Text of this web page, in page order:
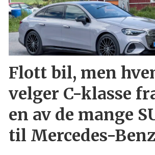
Flott bil, men
velger C-klasse
en av de mange
til Mercedes-